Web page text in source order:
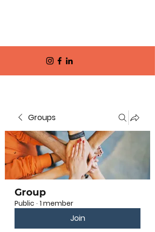
Groups
Group
Public · 1 member
Join